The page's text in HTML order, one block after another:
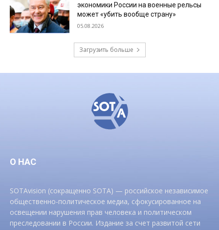
экономики России на военные рельсы
может «убить вообще страну»
05.08.2026
Загрузить больше
О НАС
SOTAvision (сокращенно SOTA) — российское независимое
общественно-политическое медиа, сфокусированное на
освещении нарушения прав человека и политическом
преследовании в России. Издание за счет развитой сети